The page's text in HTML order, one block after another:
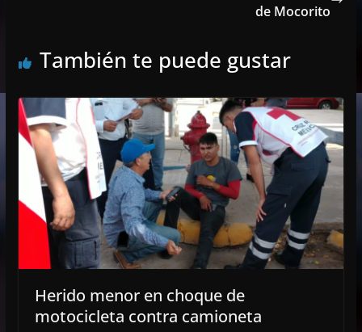
de Mocorito
También te puede gustar
Herido menor en choque de
motocicleta contra camioneta